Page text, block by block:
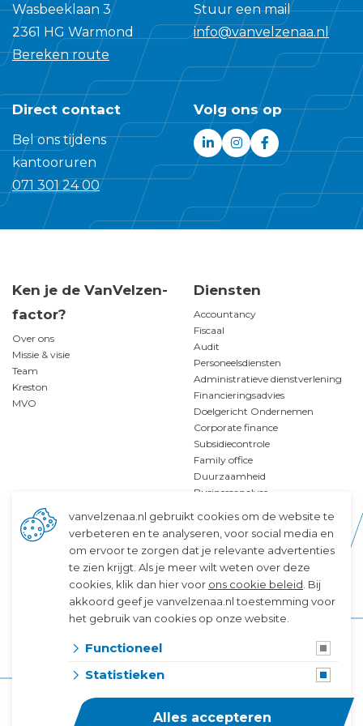
alle aandelen in de bv van
de vader die acht
bedrijfspanden bezit in
dezelfde plaats. Twee
Wasbeeklaan 3
2361 HG Warmond
Bereken route
Stuur een mail
info@vanvelzenaa.nl
Direct contact
Bel ons tijdens
kantooruren
071 301 24 00
Volg ons op
Ken je de VanVelzen-
factor?
Over ons
Missie & visie
Team
Kreston
MVO
Diensten
Accountancy
Fiscaal
Audit
Personeelsdiensten
Administratieve dienstverlening
Financieringsadvies
Doelgericht Ondernemen
Corporate finance
Subsidiecontrole
Family office
Duurzaamheid
Businessanalyse
Specialismen
Familiebedrijven
Kenniseconomie
Service
Disclaimer
Algemene voorwaarden
Privacy & Cookies
vanvelzenaa.nl gebruikt cookies om de website te
verbeteren en te analyseren, voor social media en
om ervoor te zorgen dat je relevante advertenties
te zien krijgt. Als je meer wilt weten over deze
cookies, klik dan hier voor ons cookie beleid . Bij
akkoord geef je vanvelzenaa.nl toestemming voor
het gebruik van cookies op onze website.
Functioneel
Statistieken
Alles accepteren